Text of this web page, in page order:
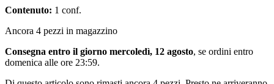
Contenuto: 1 conf.
Ancora 4 pezzi in magazzino
Consegna entro il giorno mercoledì, 12 agosto, se ordini entro
domenica alle ore 23:59.